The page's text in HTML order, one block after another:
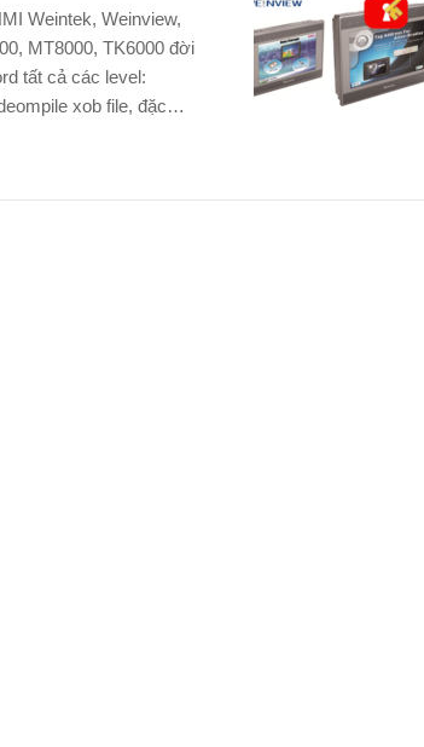
Weintek, Weinview,
MT8000, TK6000 đời
tất cả các level:
xob file, đặc…